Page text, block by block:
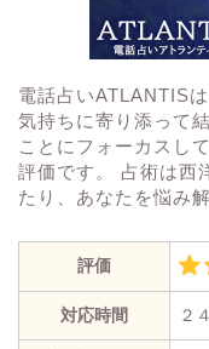
電話占いATLANTIS
気持ちに寄り添って
ことにフォーカスし
評価です。 占術は西
たり、あなたを悩み
評価
対応時間 ２